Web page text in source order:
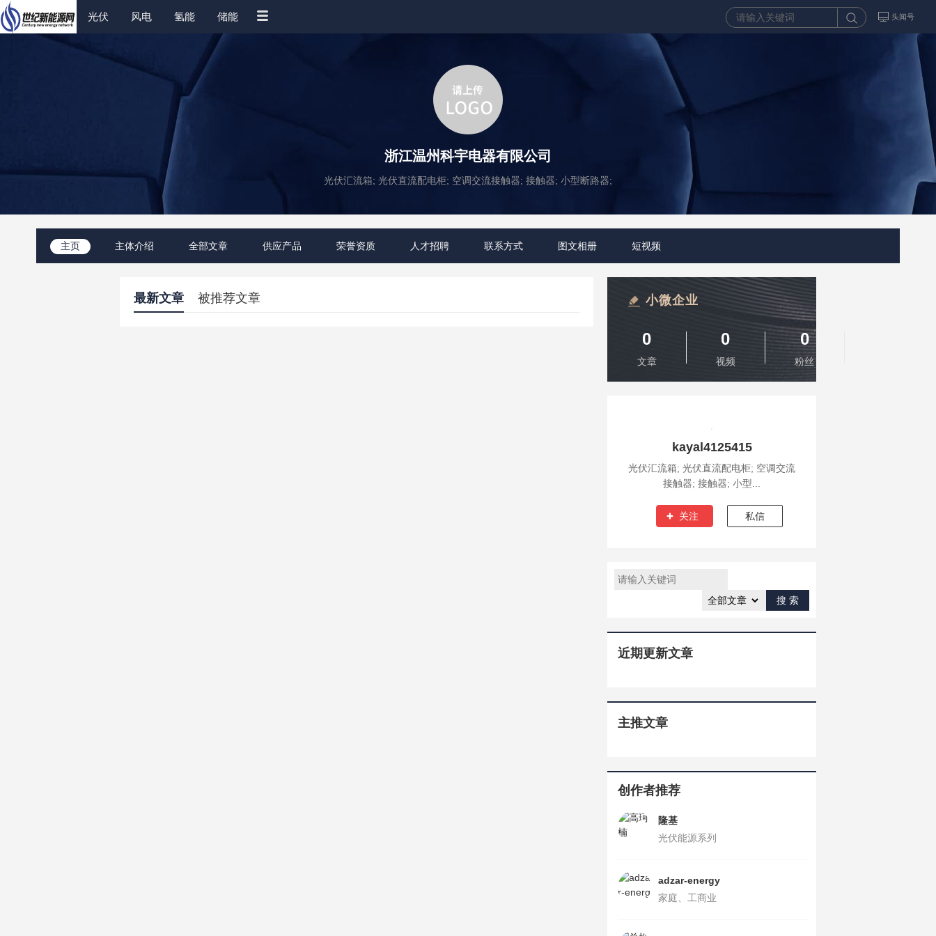
光伏 风电 氢能 储能 头闻号
浙江温州科宇电器有限公司
光伏汇流箱; 光伏直流配电柜; 空调交流接触器; 接触器; 小型断路器;
主页 主体介绍 全部文章 供应产品 荣誉资质 人才招聘 联系方式 图文相册 短视频
最新文章 被推荐文章 小微企业
0
文章
0
视频
0
粉丝
kayal4125415
光伏汇流箱; 光伏直流配电柜; 空调交流
接触器; 接触器; 小型...
关注 私信
近期更新文章
主推文章
创作者推荐
隆基
光伏能源系列
adzar-energy
家庭、工商业